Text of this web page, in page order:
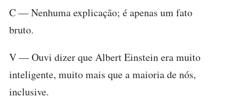
C — Nenhuma explicação; é apenas um fato
bruto.
V — Ouvi dizer que Albert Einstein era muito
inteligente, muito mais que a maioria de nós,
inclusive.